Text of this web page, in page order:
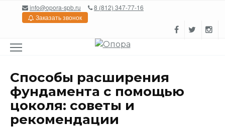
Перейтиinfo@opora-spb.ru
8 (812) 347-77-16
Заказать звонок
Способы расширения
фундамента с помощью
цоколя: советы и
рекомендации